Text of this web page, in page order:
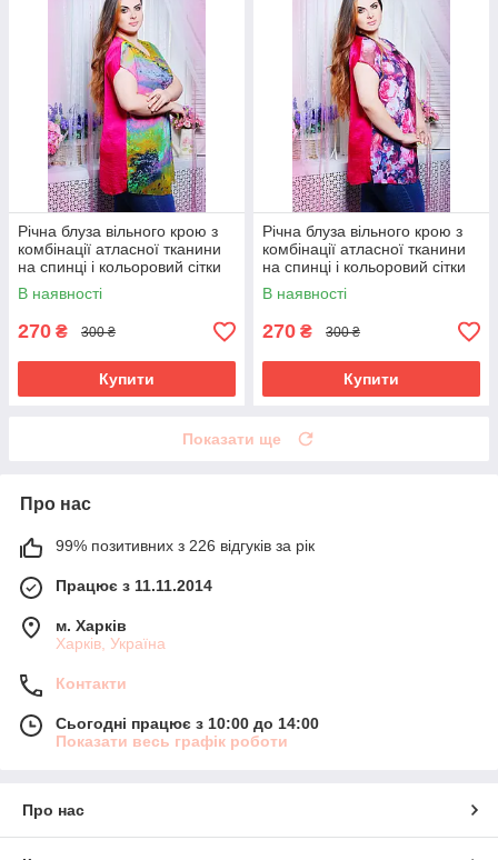
Річна блуза вільного крою з
комбінації атласної тканини
на спинці і кольоровий сітки
великого розміру 52-62
В наявності
270 ₴ 300 ₴
Купити
Річна блуза вільного крою з
комбінації атласної тканини
на спинці і кольоровий сітки
великого розміру 52-62
В наявності
270 ₴ 300 ₴
Купити
Показати ще
Про нас
99% позитивних з 226 відгуків за рік
Працює з 11.11.2014
м. Харків
Харків, Україна
Контакти
Сьогодні працює з 10:00 до 14:00
Показати весь графік роботи
Про нас